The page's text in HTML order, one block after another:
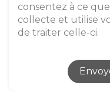
consentez à ce
collecte et utilise
de traiter celle-ci.